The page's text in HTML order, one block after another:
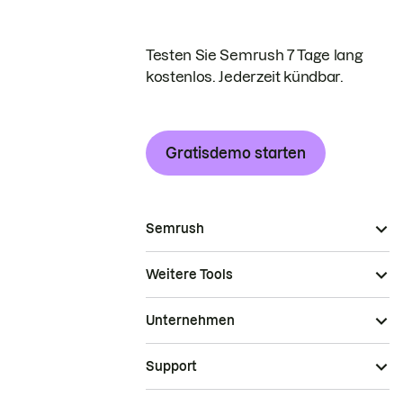
Testen Sie Semrush 7 Tage lang
kostenlos. Jederzeit kündbar.
Gratisdemo starten
Semrush
Weitere Tools
Unternehmen
Support